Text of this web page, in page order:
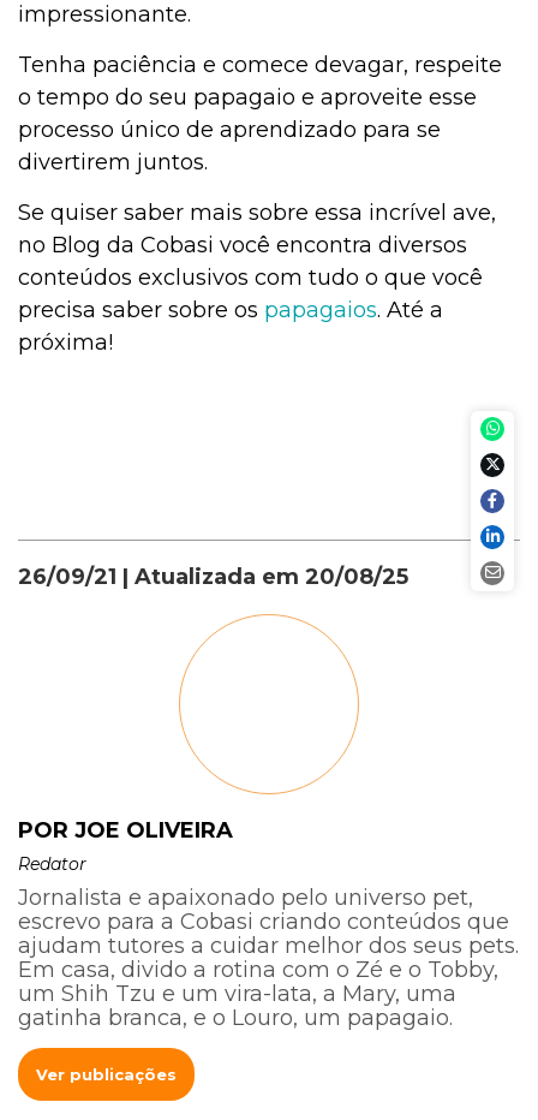
impressionante.
Tenha paciência e comece devagar, respeite
o tempo do seu papagaio e aproveite esse
processo único de aprendizado para se
divertirem juntos.
Se quiser saber mais sobre essa incrível ave,
no Blog da Cobasi você encontra diversos
conteúdos exclusivos com tudo o que você
precisa saber sobre os papagaios. Até a
próxima!
26/09/21 | Atualizada em 20/08/25
POR JOE OLIVEIRA
Redator
Jornalista e apaixonado pelo universo pet,
escrevo para a Cobasi criando conteúdos que
ajudam tutores a cuidar melhor dos seus pets.
Em casa, divido a rotina com o Zé e o Tobby,
um Shih Tzu e um vira-lata, a Mary, uma
gatinha branca, e o Louro, um papagaio.
Ver publicações